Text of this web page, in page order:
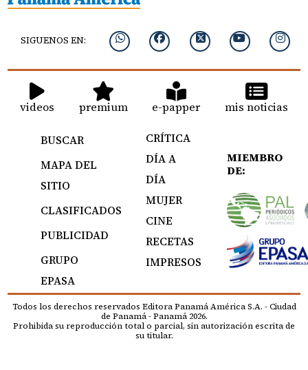
SIGUENOS EN:
videos premium e-papper mis noticias
BUSCAR
MAPA DEL
SITIO
CLASIFICADOS
PUBLICIDAD
GRUPO
EPASA
CRÍTICA
DÍA A
DÍA
MUJER
CINE
RECETAS
IMPRESOS
MIEMBRO
DE:
Todos los derechos reservados Editora Panamá América S.A. - Ciudad
de Panamá - Panamá 2026.
Prohibida su reproducción total o parcial, sin autorización escrita de
su titular.